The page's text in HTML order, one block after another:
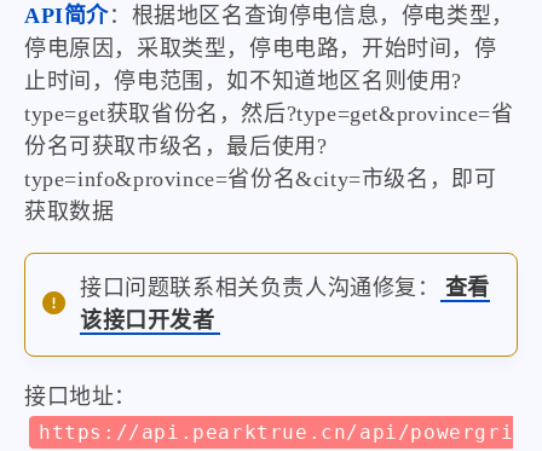
API简介：根据地区名查询停电信息，停电类型，
停电原因，采取类型，停电电路，开始时间，停
止时间，停电范围，如不知道地区名则使用?
type=get获取省份名，然后?type=get&province=省
份名可获取市级名，最后使用?
type=info&province=省份名&city=市级名，即可
获取数据
接口问题联系相关负责人沟通修复：
查看
该接口开发者
接口地址：
https://api.pearktrue.cn/api/powergri